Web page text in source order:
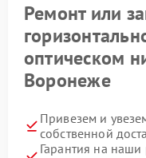
Ремонт или
оптическом
Воронеже
Привезем и
собственной
Гарантия на